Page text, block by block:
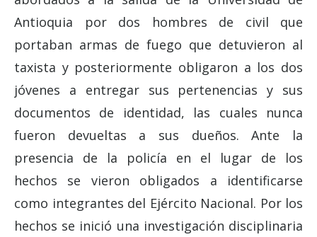
Antioquia por dos hombres de civil que
portaban armas de fuego que detuvieron al
taxista y posteriormente obligaron a los dos
jóvenes a entregar sus pertenencias y sus
documentos de identidad, las cuales nunca
fueron devueltas a sus dueños. Ante la
presencia de la policía en el lugar de los
hechos se vieron obligados a identificarse
como integrantes del Ejército Nacional. Por los
hechos se inició una investigación disciplinaria